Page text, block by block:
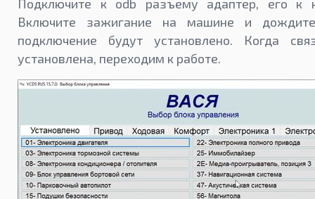
Подключите к odb разъему адаптер, его к
Включите зажигание на машине и
подключение будут установлено. Когда
установлена, переходим к работе.